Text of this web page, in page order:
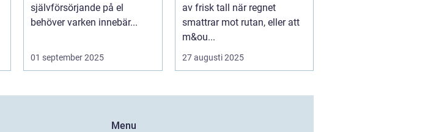
självförsörjande på el
behöver varken innebär...
01 september 2025
av frisk tall när regnet
smattrar mot rutan, eller att
m&ou...
27 augusti 2025
Menu